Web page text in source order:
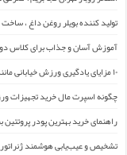
تولید کننده بویلر روغن داغ ،
آموزش آسان و جذاب برای کلاس
۱۰ مزایای یادگیری ورزش خیابانی مانند پارکور
چگونه اسپرت مال خرید تجهیزات
راهنمای خرید بهترین پودر
تشخیص و عیب‌یابی هوشمند